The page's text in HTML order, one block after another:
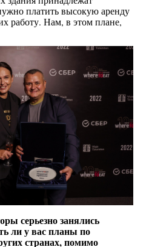
платить высокую аренду
работу. Нам, в этом плане,
серьезно занялись
ли у вас планы по
странах, помимо